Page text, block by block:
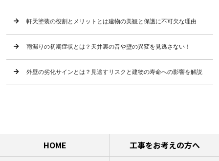
軒天塗装の役割とメリットとは建物の美観と保護に不可欠な理由
雨漏りの初期症状とは？天井裏の音や壁の異変を見逃さない！
外壁の劣化サインとは？見逃すリスクと建物の寿命への影響を解説
HOME
工事をお考えの方へ